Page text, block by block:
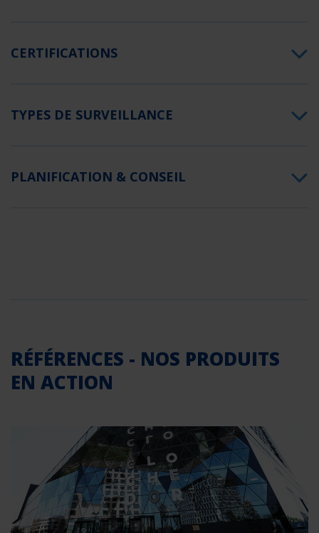
CERTIFICATIONS
TYPES DE SURVEILLANCE
PLANIFICATION & CONSEIL
RÉFÉRENCES - NOS PRODUITS
EN ACTION